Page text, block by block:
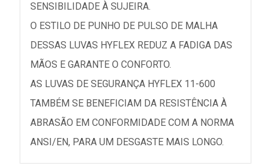
SENSIBILIDADE À SUJEIRA.
O ESTILO DE PUNHO DE PULSO DE MALHA
DESSAS LUVAS HYFLEX REDUZ A FADIGA DAS
MÃOS E GARANTE O CONFORTO.
AS LUVAS DE SEGURANÇA HYFLEX 11-600
TAMBÉM SE BENEFICIAM DA RESISTÊNCIA À
ABRASÃO EM CONFORMIDADE COM A NORMA
ANSI/EN, PARA UM DESGASTE MAIS LONGO.